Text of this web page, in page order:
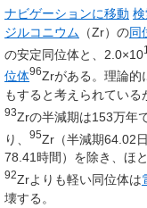
ナビゲーションに移動
ジルコニウム （Zr）の同
の安定同位体と、2.0×10
位体96Zrがある。理論的
もすると考えられてい
93Zrの半減期は153万年
り、
95Zr（半減期64.02日
78.41時間）を除き、ほ
92Zrよりも軽い同位体は
壊する。